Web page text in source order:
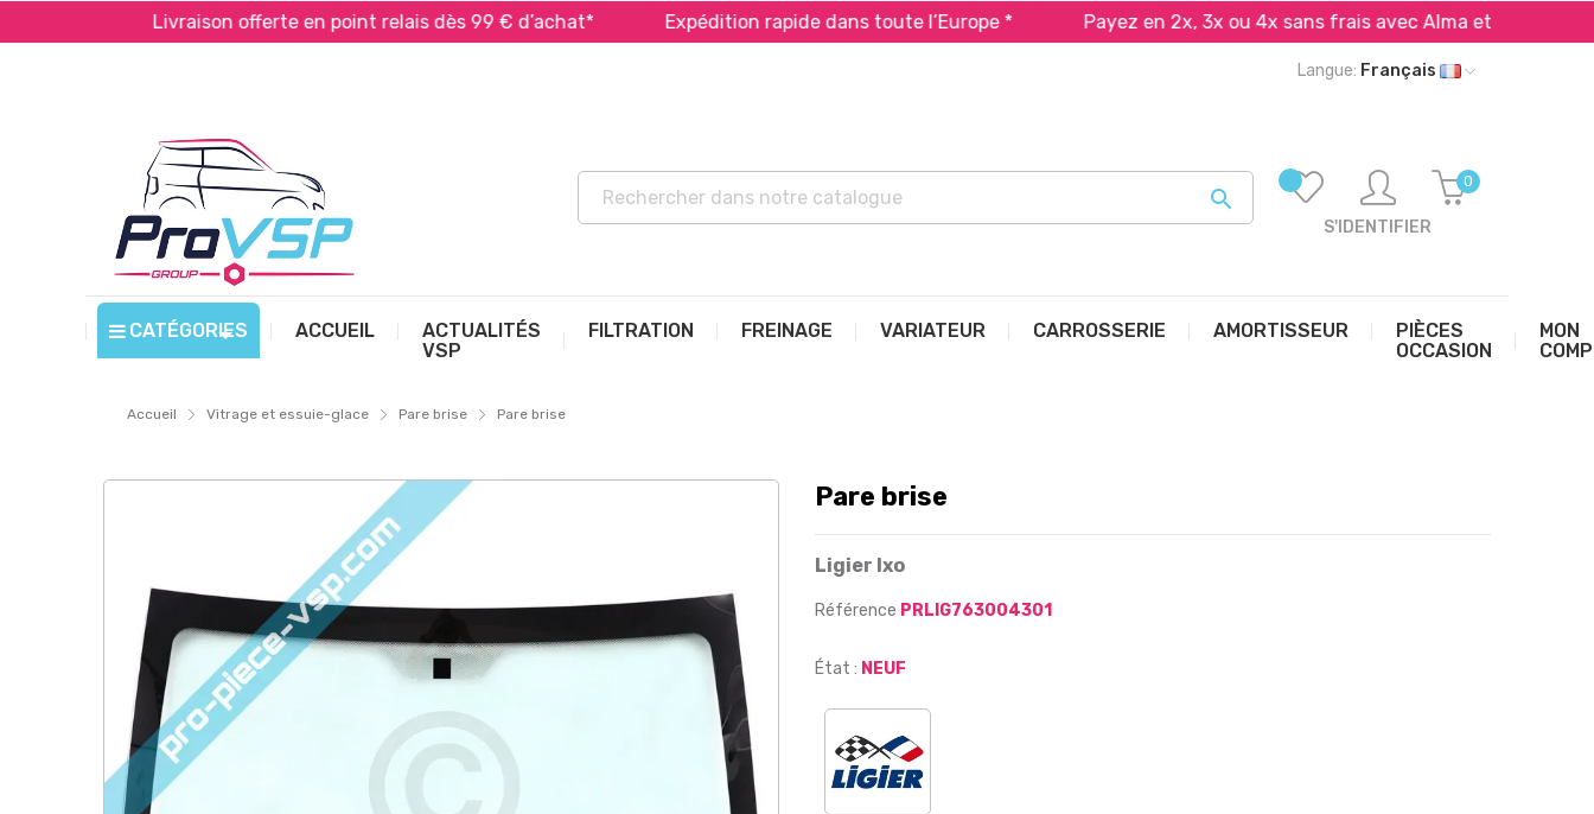
Livraison offerte en point relais dès 99 € d’achat* Expédition rapide dans toute l’Europe * Payez en 2x, 3x ou 4x sans frais avec Alma et PayPal*
Langue: Français

S'IDENTIFIER
0
CATÉGORIES ACCUEIL
ACTUALITÉS
VSP
FILTRATION FREINAGE VARIATEUR CARROSSERIE AMORTISSEUR
PIÈCES
OCCASION
MON
Accueil Vitrage et essuie-glace Pare brise Pare brise
Pare brise
Ligier Ixo
Référence PRLIG763004301
État : NEUF